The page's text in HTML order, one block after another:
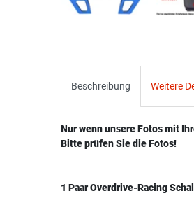
Beschreibung Weitere
Nur wenn unsere Fotos mit
Bitte prüfen Sie die Fotos!
1 Paar Overdrive-Racing